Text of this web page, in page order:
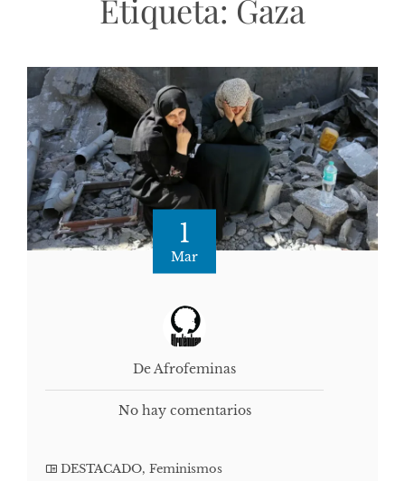
Etiqueta: Gaza
1
Mar
De Afrofeminas
No hay comentarios
DESTACADO, Feminismos